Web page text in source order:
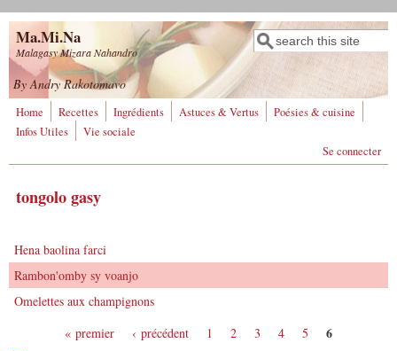
Aller au contenu principal
Ma.Mi.Na
Malagasy Mizara Nahandro
Formulaire de
recherche
Rechercher
By Andry Rakotomavo
Home Recettes Ingrédients Astuces & Vertus
Poésies & cuisine
Infos Utiles
Vie sociale
Se connecter
tongolo gasy
Hena baolina farci
Rambon'omby sy voanjo
Omelettes aux champignons
« premier ‹ précédent 1 2 3 4 5 6